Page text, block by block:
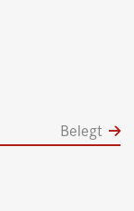
Belegt